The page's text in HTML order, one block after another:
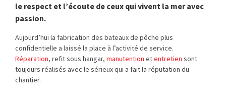
le respect et l’écoute de ceux qui vivent la mer avec
passion.
Aujourd’hui la fabrication des bateaux de pêche plus
confidentielle a laissé la place à l’activité de service.
Réparation, refit sous hangar, manutention etentretien sont
toujours réalisés avec le sérieux qui a fait la réputation du
chantier.